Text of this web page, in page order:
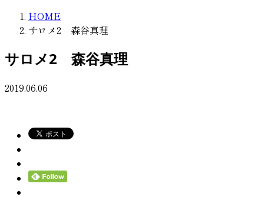
HOME
サロメ2 森谷真理
サロメ2 森谷真理
2019.06.06